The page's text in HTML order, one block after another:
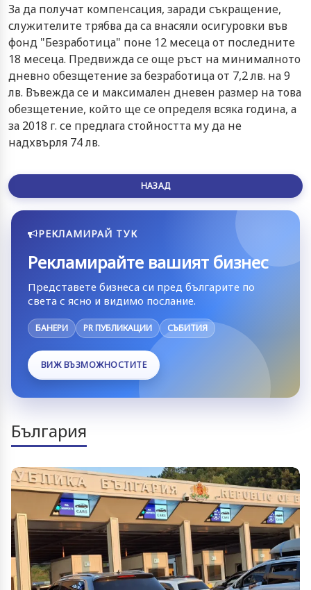
За да получат компенсация, заради съкращение,
служителите трябва да са внасяли осигуровки във
фонд "Безработица" поне 12 месеца от последните
18 месеца. Предвижда се още ръст на минималното
дневно обезщетение за безработица от 7,2 лв. на 9
лв. Въвежда се и максимален дневен размер на това
обезщетение, който ще се определя всяка година, а
за 2018 г. се предлага стойността му да не
надхвърля 74 лв.
НАЗАД
РЕКЛАМИРАЙ ТУК
Рекламирайте вашият бизнес
Представете бизнеса си пред българите по
света с ясно и видимо послание.
БАНЕРИ PR ПУБЛИКАЦИИ СЪБИТИЯ
ВИЖ ВЪЗМОЖНОСТИТЕ
България